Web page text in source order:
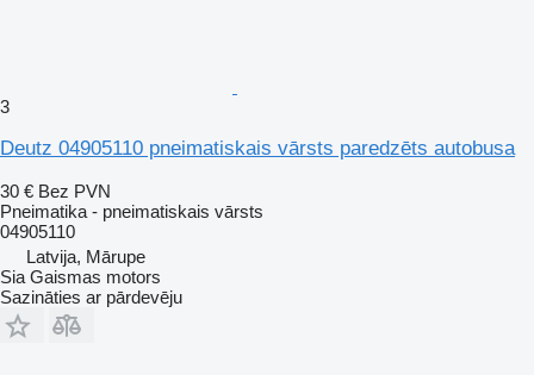
3
Deutz 04905110 pneimatiskais vārsts paredzēts autobusa
30 € Bez PVN
Pneimatika - pneimatiskais vārsts
04905110
Latvija, Mārupe
Sia Gaismas motors
Sazināties ar pārdevēju